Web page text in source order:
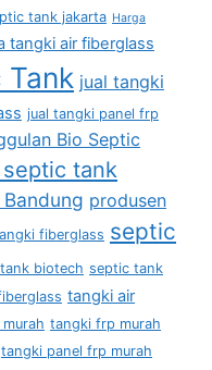
tank jakarta Harga
tangki air fiberglass
Tank jual tangki
jual tangki panel frp
Bio Septic
tank
produsen
fiberglass septic
biotech septic tank
tangki air
tangki frp murah
tangki panel frp murah